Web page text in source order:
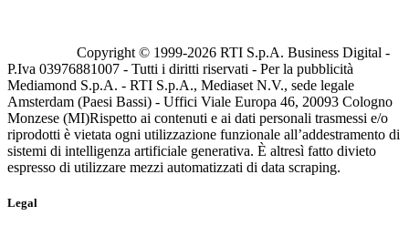
Copyright © 1999-2026 RTI S.p.A. Business Digital -
P.Iva 03976881007 - Tutti i diritti riservati - Per la pubblicità
Mediamond S.p.A. - RTI S.p.A., Mediaset N.V., sede legale
Amsterdam (Paesi Bassi) - Uffici Viale Europa 46, 20093 Cologno
Monzese (MI)Rispetto ai contenuti e ai dati personali trasmessi e/o
riprodotti è vietata ogni utilizzazione funzionale all’addestramento di
sistemi di intelligenza artificiale generativa. È altresì fatto divieto
espresso di utilizzare mezzi automatizzati di data scraping.
Legal